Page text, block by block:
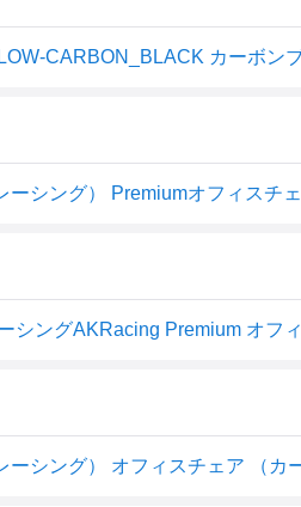
CARBON_BLACK カーボン